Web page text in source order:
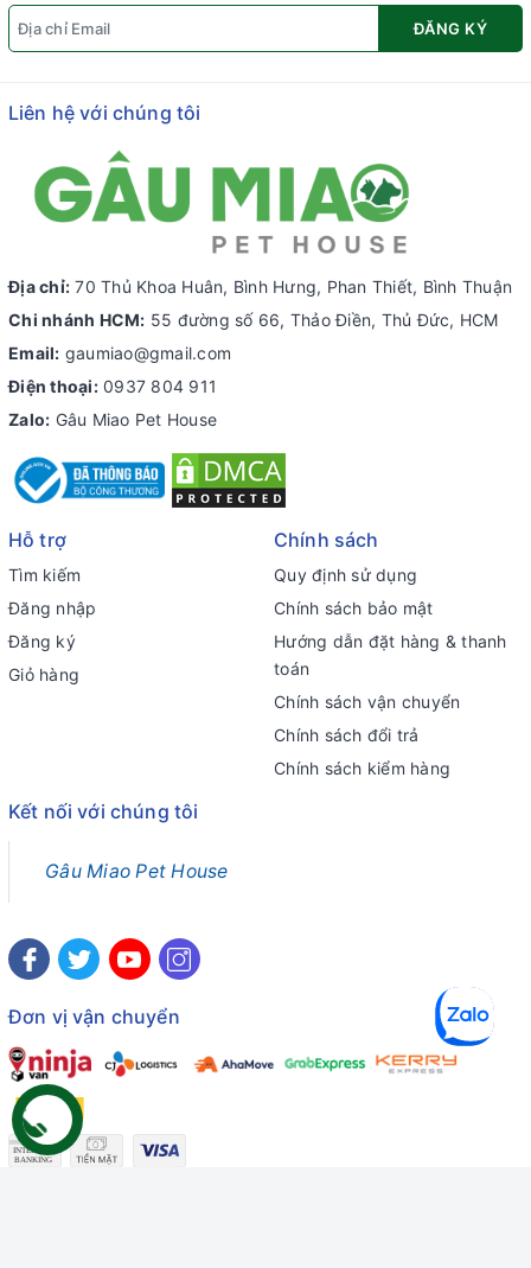
ĐĂNG KÝ
Liên hệ với chúng tôi
Địa chỉ: 70 Thủ Khoa Huân, Bình Hưng, Phan Thiết, Bình Thuận
Chi nhánh HCM: 55 đường số 66, Thảo Điền, Thủ Đức, HCM
Email: gaumiao@gmail.com
Điện thoại: 0937 804 911
Zalo: Gâu Miao Pet House
Hỗ trợ
Tìm kiếm
Đăng nhập
Đăng ký
Giỏ hàng
Chính sách
Quy định sử dụng
Chính sách bảo mật
Hướng dẫn đặt hàng & thanh
toán
Chính sách vận chuyển
Chính sách đổi trả
Chính sách kiểm hàng
Kết nối với chúng tôi
Gâu Miao Pet House
Đơn vị vận chuyển